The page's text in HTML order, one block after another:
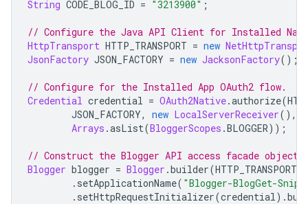
String CODE_BLOG_ID = "3213900" ;
// Configure the Java API Client for Installed
HttpTransport HTTP_TRANSPORT = new
JsonFactory JSON_FACTORY = new JacksonFactory();
// Configure for the Installed App OAuth2 flow.
Credential credential = OAuth2Native.authorize(
JSON_FACTORY, new LocalServerReceiver(),
Arrays .asList(BloggerScopes .BLOGGER));
// Construct the Blogger API access facade object.
Blogger blogger = Blogger .builder(HTTP_TRANSPORT
. setApplicationName( "Blogger-BlogGet-
. setHttpRequestInitializer(credential).